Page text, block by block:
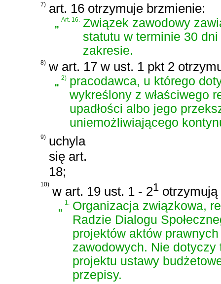
7) art. 16 otrzymuje brzmienie:
„Art. 16. Związek zawodowy
statutu w terminie 30
zakresie.
8) w art. 17 w ust. 1 pkt 2
„2) pracodawca, u którego
wykreślony z właściwego
upadłości albo jego
uniemożliwiającego
9) uchyla
się art.
18;
10) w art. 19 ust. 1 - 21
„1. Organizacja związkowa,
Radzie Dialogu
projektów aktów
zawodowych. Nie dotyczy
projektu ustawy
przepisy.